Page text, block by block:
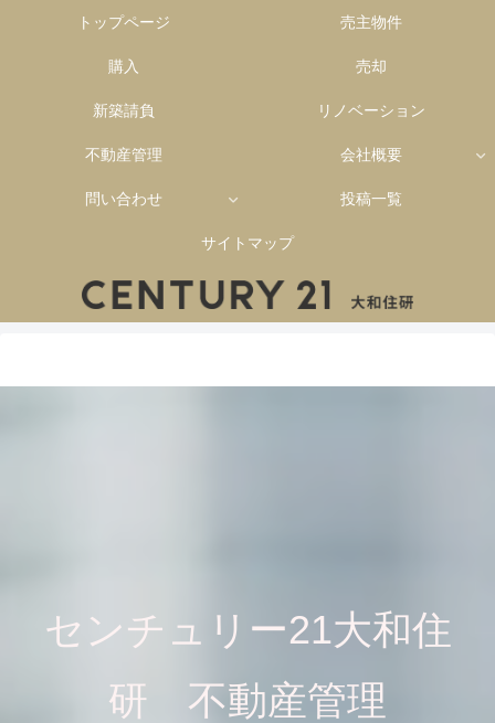
トップページ 売主物件
購入 売却
新築請負 リノベーション
不動産管理 会社概要
問い合わせ 投稿一覧
サイトマップ
センチュリー21大和住
研 不動産管理